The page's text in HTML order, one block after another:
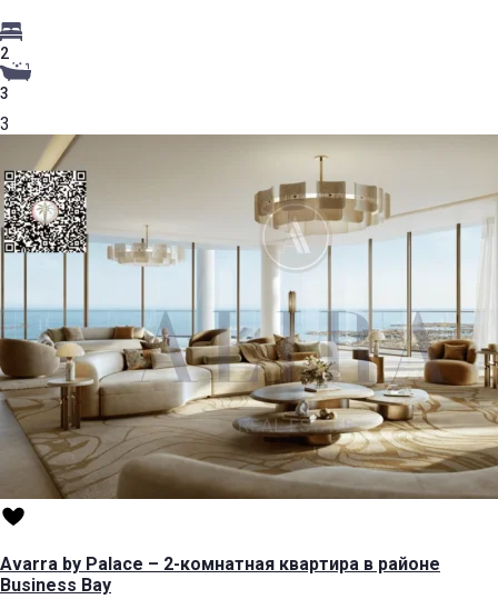
2
3
3
Avarra by Palace – 2-комнатная квартира в районе
Business Bay